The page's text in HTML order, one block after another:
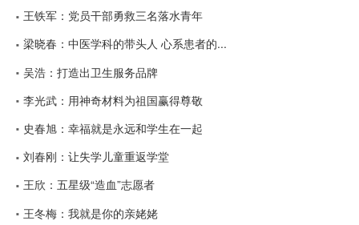
王铁军：党员干部勇救三名落水青年
梁晓春：中医学科的带头人 心系患者的...
吴浩：打造出卫生服务品牌
李光武：用神奇材料为祖国赢得尊敬
史春旭：幸福就是永远和学生在一起
刘春刚：让失学儿童重返学堂
王欣：五星级“造血”志愿者
王冬梅：我就是你的亲姥姥